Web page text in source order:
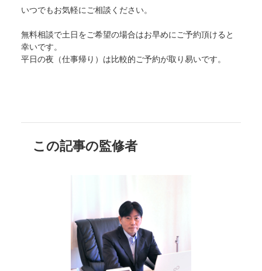
いつでもお気軽にご相談ください。
無料相談で土日をご希望の場合はお早めにご予約頂けると
幸いです。
平日の夜（仕事帰り）は比較的ご予約が取り易いです。
この記事の監修者